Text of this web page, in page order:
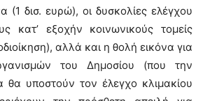
δισ. ευρώ), οι δυσκολίες ελέγχου
κατ’ εξοχήν κοινωνικούς τομείς
αλλά και η θολή εικόνα για
του Δημοσίου (που την
θα υποστούν τον έλεγχο κλιμακίου